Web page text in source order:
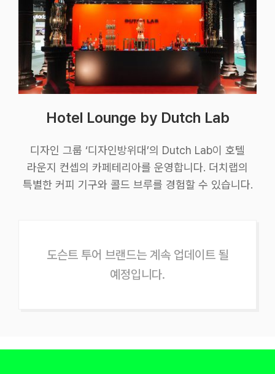
Hotel Lounge by Dutch Lab
디자인 그룹 ‘디자인방위대’의 Dutch Lab이 호텔
라운지 컨셉의 카페테리아를 운영합니다. 더치랩의
특별한 커피 기구와 콜드 브루를 경험할 수 있습니다.
도슨트 투어 브랜드는 계속 업데이트 될
예정입니다.